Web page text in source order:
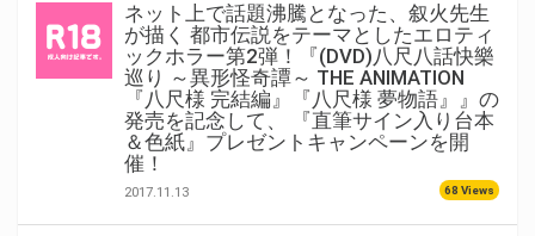
ネット上で話題沸騰となった、叙火先生
が描く 都市伝説をテーマとしたエロティ
ックホラー第2弾！『(DVD)八尺八話快樂
巡り ～異形怪奇譚～ THE ANIMATION
『八尺様 完結編』『八尺様 夢物語』』の
発売を記念して、 『直筆サイン入り台本
＆色紙』プレゼントキャンペーンを開
催！
2017.11.13 68 Views